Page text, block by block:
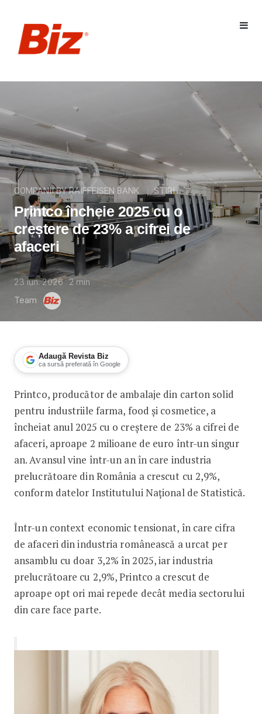
COMPANII BY RAIFFEISEN BANK STIRI
Printco încheie 2025 cu o
creștere de 23% a cifrei de
afaceri
23 iun. 2026 2 min
Team
Adaugă Revista Biz
ca sursă preferată în Google
Printco încheie 2025 cu o creștere
Printco, producător de ambalaje din carton solid
pentru industriile farma, food și cosmetice, a
încheiat anul 2025 cu o creștere de 23% a cifrei de
afaceri, aproape 2 milioane de euro într-un singur
an. Avansul vine într-un an în care industria
prelucrătoare din România a crescut cu 2,9%,
conform datelor Institutului Național de Statistică.
Într-un context economic tensionat, în care cifra
de afaceri din industria românească a urcat per
ansamblu cu doar 3,2% în 2025, iar industria
prelucrătoare cu 2,9%, Printco a crescut de
aproape opt ori mai repede decât media sectorului
din care face parte.